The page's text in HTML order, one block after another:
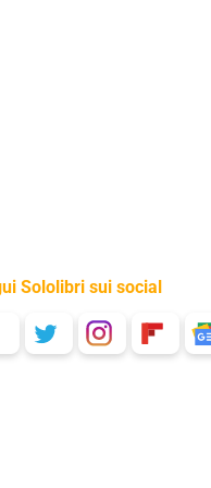
Sololibri sui social